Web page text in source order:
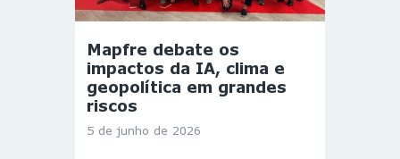
Mapfre debate os
impactos da IA, clima e
geopolítica em grandes
riscos
5 de junho de 2026